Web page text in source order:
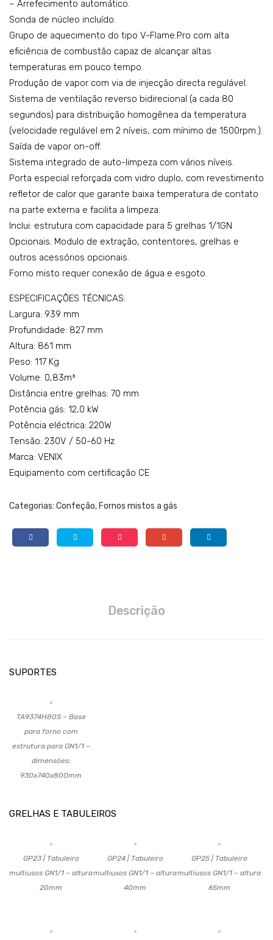
– Arrefecimento automático.
Sonda de núcleo incluído.
Grupo de aquecimento do tipo V-Flame.Pro com alta
eficiência de combustão capaz de alcançar altas
temperaturas em pouco tempo.
Produção de vapor com via de injecção directa regulável.
Sistema de ventilação reverso bidirecional (a cada 80
segundos) para distribuição homogênea da temperatura
(velocidade regulável em 2 níveis, com mínimo de 1500rpm.).
Saída de vapor on-off.
Sistema integrado de auto-limpeza com vários níveis.
Porta especial reforçada com vidro duplo, com revestimento
refletor de calor que garante baixa temperatura de contato
na parte externa e facilita a limpeza.
Inclui: estrutura com capacidade para 5 grelhas 1/1GN
Opcionais: Modulo de extração, contentores, grelhas e
outros acessórios opcionais.
Forno misto requer conexão de água e esgoto.
ESPECIFICAÇÕES TÉCNICAS:
Largura: 939 mm
Profundidade: 827 mm
Altura: 861 mm
Peso: 117 Kg
Volume: 0,83m³
Distância entre grelhas: 70 mm
Potência gás: 12,0 kW
Potência eléctrica: 220W
Tensão: 230V / 50-60 Hz
Marca: VENIX
Equipamento com certificação CE
Categorias: Confeção, Fornos mistos a gás
Descrição
SUPORTES
TA9374H80S – Base
para forno com
estrutura para GN1/1 –
dimensões:
930x740x800mm
GRELHAS E TABULEIROS
GP23 | Tabuleiro
multiusos GN1/1 – altura
20mm
GP24 | Tabuleiro
multiusos GN1/1 – altura
40mm
GP25 | Tabuleiro
multiusos GN1/1 – altura
65mm